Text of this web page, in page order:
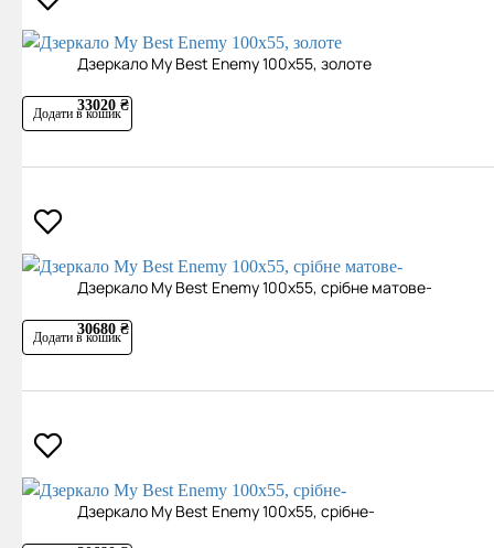
Дзеркало My Best Enemy 100х55, золоте
33020 ₴
Додати в кошик
Дзеркало My Best Enemy 100х55, срібне матове-
30680 ₴
Додати в кошик
Дзеркало My Best Enemy 100х55, срібне-